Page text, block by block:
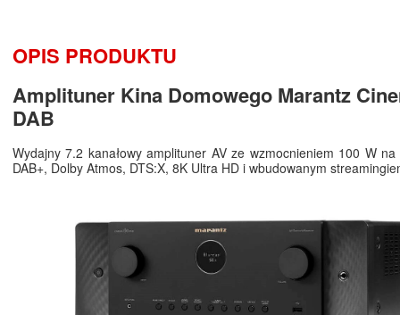
OPIS PRODUKTU
Amplituner Kina Domowego Marantz
DAB
Wydajny 7.2 kanałowy amplituner AV ze wzmocnieniem 100 W na
DAB+, Dolby Atmos, DTS:X, 8K Ultra HD i wbudowanym